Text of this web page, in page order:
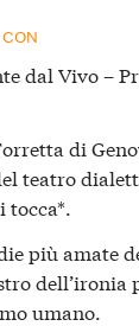
dal Vivo –
di
teatro
tocca*.
più amate
dell’ironia
umano.